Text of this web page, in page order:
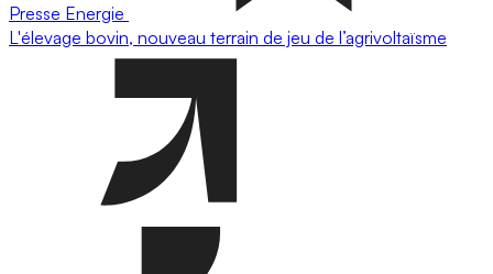
Presse Energie
L'élevage bovin, nouveau terrain de jeu de l’agrivoltaïsme